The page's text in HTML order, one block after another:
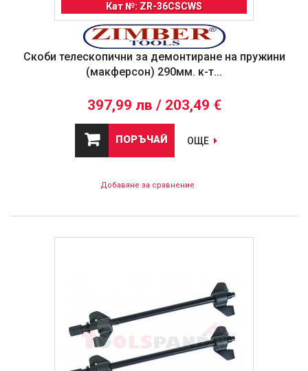
Кат №: ZR-36CSCWS
Скоби телескопични за демонтиране на пружини
(макферсон) 290мм. к-т...
397,99 лв / 203,49 €
ПОРЪЧАЙ ОЩЕ
Добавяне за сравнение